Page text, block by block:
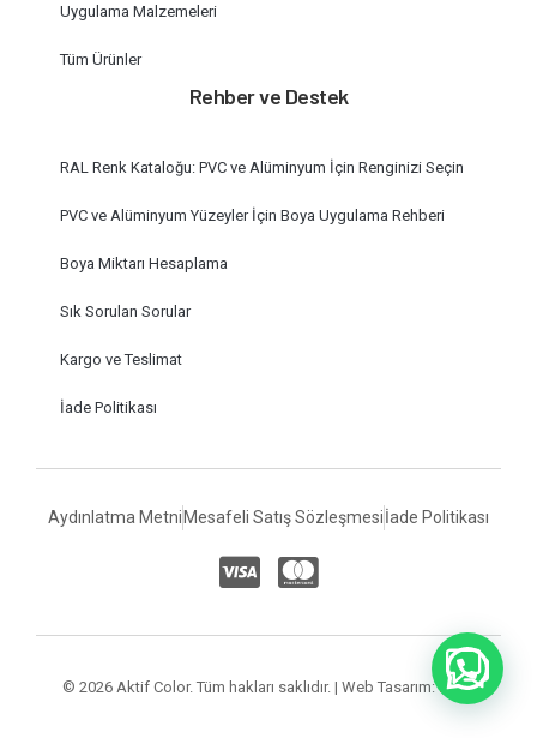
Uygulama Malzemeleri
Tüm Ürünler
Rehber ve Destek
RAL Renk Kataloğu: PVC ve Alüminyum İçin Renginizi Seçin
PVC ve Alüminyum Yüzeyler İçin Boya Uygulama Rehberi
Boya Miktarı Hesaplama
Sık Sorulan Sorular
Kargo ve Teslimat
İade Politikası
Aydınlatma MetniMesafeli Satış Sözleşmesiİade Politikası
© 2026 Aktif Color. Tüm hakları saklıdır. | Web Tasarım:iflabs